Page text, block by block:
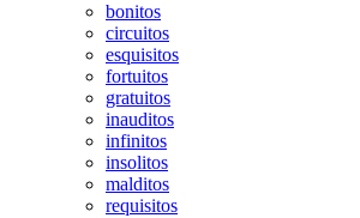
bonitos
circuitos
esquisitos
fortuitos
gratuitos
inauditos
infinitos
insolitos
malditos
requisitos